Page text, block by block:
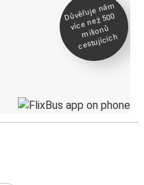
Důvěřuje ná
m
více než 500
milionů
cestujících